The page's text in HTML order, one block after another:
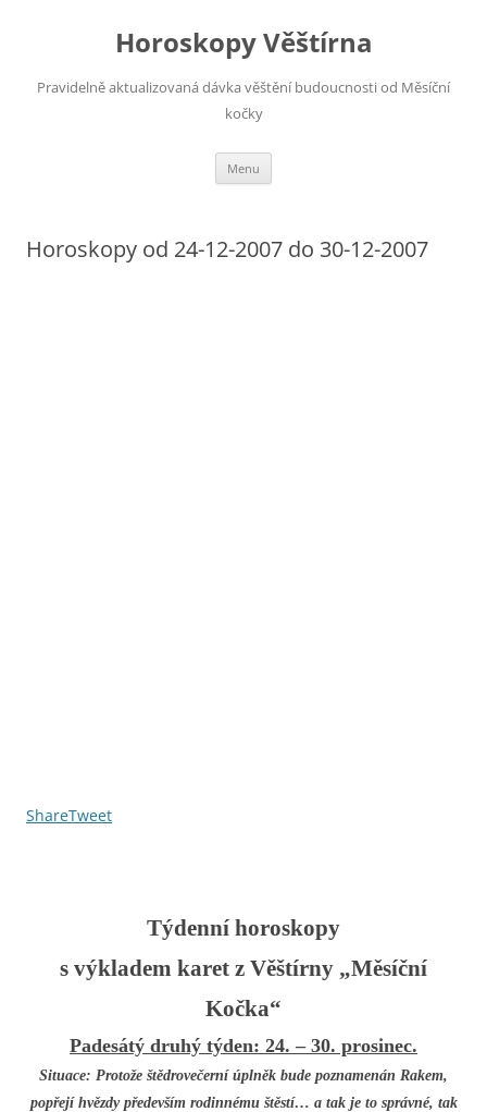
Horoskopy Věštírna
Pravidelně aktualizovaná dávka věštění budoucnosti od Měsíční
kočky
Menu
Horoskopy od 24-12-2007 do 30-12-2007
ShareTweet
Týdenní horoskopy
s výkladem karet z Věštírny „Měsíční
Kočka“
Padesátý druhý týden: 24. – 30. prosinec.
Situace: Protože štědrovečerní úplněk bude poznamenán Rakem,
popřejí hvězdy především rodinnému štěstí… a tak je to správné, tak